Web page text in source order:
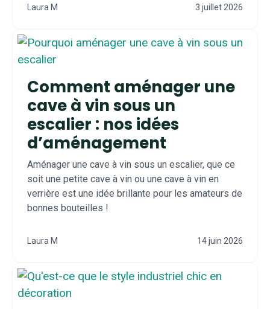
Laura M 3 juillet 2026
Comment aménager une
cave à vin sous un
escalier : nos idées
d’aménagement
Aménager une cave à vin sous un escalier, que ce
soit une petite cave à vin ou une cave à vin en
verrière est une idée brillante pour les amateurs de
bonnes bouteilles !
Laura M 14 juin 2026